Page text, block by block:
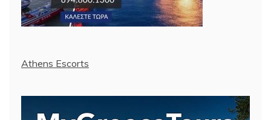
Athens Escorts